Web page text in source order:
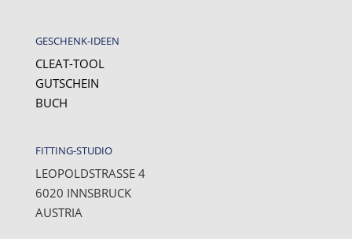
GESCHENK-IDEEN
CLEAT-TOOL
GUTSCHEIN
BUCH
FITTING-STUDIO
LEOPOLDSTRASSE 4
6020 INNSBRUCK
AUSTRIA